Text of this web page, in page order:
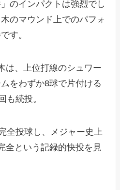
のインパクトは強烈でし
のマウンド上でのパフォ
す。
は、上位打線のシュワー
をわずか8球で片付ける
も続投。
全投球し、メジャー史上
全という記録的快投を見